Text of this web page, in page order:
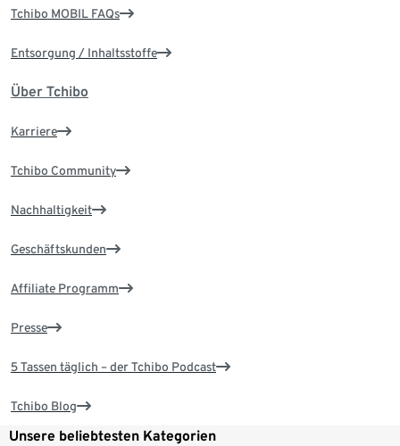
Tchibo MOBIL FAQs
Entsorgung / Inhaltsstoffe
Über Tchibo
Karriere
Tchibo Community
Nachhaltigkeit
Geschäftskunden
Affiliate Programm
Presse
5 Tassen täglich – der Tchibo Podcast
Tchibo Blog
Unsere beliebtesten Kategorien